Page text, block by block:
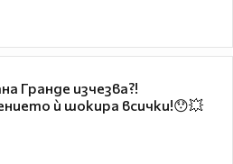
Гранде изчезва?!
ѝ шокира всички!😯💥